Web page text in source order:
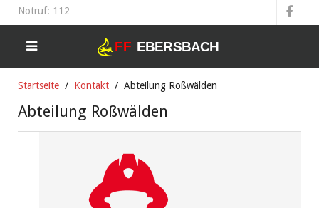
Notruf: 112
Startseite Kontakt Abteilung Roßwälden
Abteilung Roßwälden